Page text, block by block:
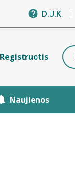
D.U.K.
Registruotis
Naujienos